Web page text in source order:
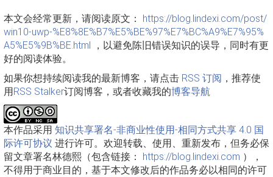
本文会经常更新，请阅读原文：
https://blog.lindexi.com/post/
win10-uwp-%E8%8E%B7%E5%BE%97%E7%BC%A9%E7%95%
A5%E5%9B%BE.html
，以避免陈旧错误知识的误导，同时有更
好的阅读体验。
如果你想持续阅读我的最新博客，请点击 RSS 订阅 ，推荐使
用 RSS Stalker订阅博客，或者收藏我的博客导航
本作品采用 知识共享署名-非商业性使用-相同方式共享 4.0 国
际许可协议 进行许可。欢迎转载、使用、重新发布，但务必保
留文章署名林德熙（包含链接：
https://blog.lindexi.com ），
不得用于商业目的，基于本文修改后的作品务必以相同的许可